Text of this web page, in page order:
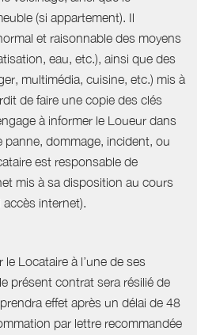
(si appartement). Il
et raisonnable des moyens
eau, etc.), ainsi que des
multimédia, cuisine, etc.) mis à
de faire une copie des clés
à informer le Loueur dans
panne, dommage, incident, ou
est responsable de
mis à sa disposition au cours
internet).
Locataire à l’une de ses
présent contrat sera résilié de
effet après un délai de 48
par lettre recommandée